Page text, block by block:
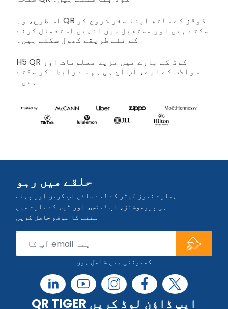
اس طرح، وہ QR کوڈز کے ساتھ اپنا سفر شروع کر
سکتے ہیں اور مستقبل میں انہیں استعمال کرنے
کے نئے طریقے کھول سکتے ہیں۔
H5 QR کوڈ کے بارے میں مزید معلومات اور
سوالات کے لیے، آپ آج ہی ہم سے رابطہ کر سکتے
حلقے میں رہو
ہمارے نیوز لیٹر کے لیے سائن اپ کریں اور پہلے
ہی پروموشنز، اپ ڈیٹس، اور ٹپس کے بارے میں
سننے کا موقع حاصل کریں
کمیونٹی میں شامل ہوں
QR TIGER ایپ ڈاؤن لوڈ کریں